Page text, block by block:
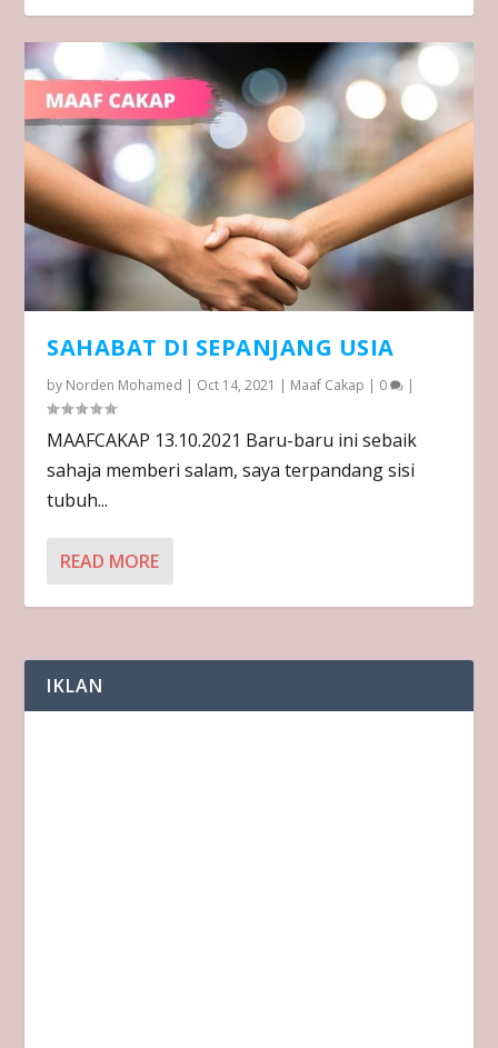
SAHABAT DI SEPANJANG USIA
by Norden Mohamed | Oct 14, 2021 | Maaf Cakap | 0 |
MAAFCAKAP 13.10.2021 Baru-baru ini sebaik
sahaja memberi salam, saya terpandang sisi
tubuh...
READ MORE
IKLAN